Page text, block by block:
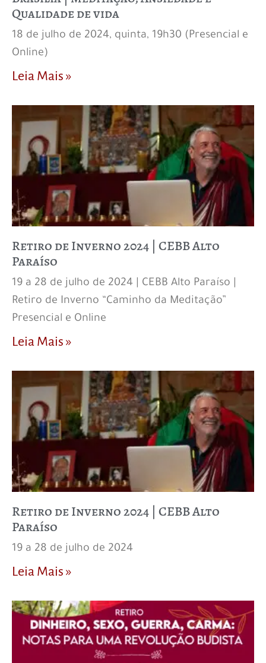
Qualidade de vida
18 de julho de 2024, quinta, 19h30 (Presencial e
Online)
Leia Mais »
Retiro de Inverno 2024 | CEBB Alto
Paraíso
19 a 28 de julho de 2024 | CEBB Alto Paraíso |
Retiro de Inverno “Caminho da Meditação”
Presencial e Online
Leia Mais »
Retiro de Inverno 2024 | CEBB Alto
Paraíso
19 a 28 de julho de 2024
Leia Mais »